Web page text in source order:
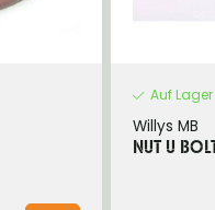
Auf Lager
Willys MB
NUT U BOLT